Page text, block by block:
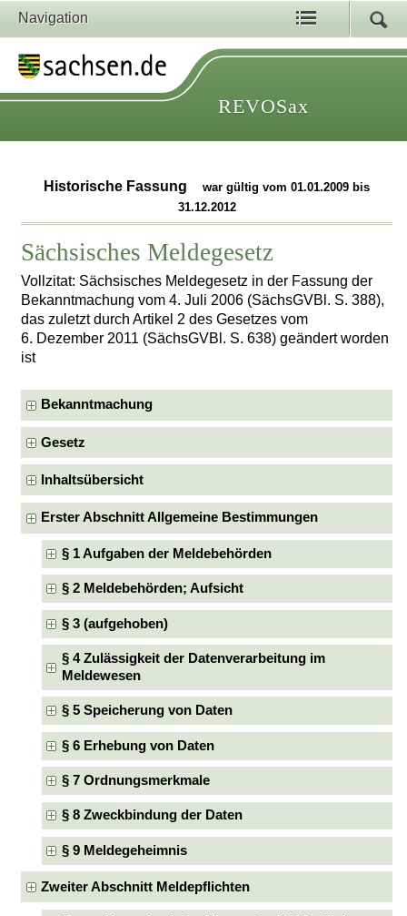
Navigation
REVOSax
Historische Fassung
war gültig vom 01.01.2009 bis
31.12.2012
Sächsisches Meldegesetz
Vollzitat: Sächsisches Meldegesetz in der Fassung der
Bekanntmachung vom 4. Juli 2006 (SächsGVBl. S. 388),
das zuletzt durch Artikel 2 des Gesetzes vom
6. Dezember 2011 (SächsGVBl. S. 638) geändert worden
ist
Bekanntmachung
Gesetz
Inhaltsübersicht
Erster Abschnitt Allgemeine Bestimmungen
§ 1 Aufgaben der Meldebehörden
§ 2 Meldebehörden; Aufsicht
§ 3 (aufgehoben)
§ 4 Zulässigkeit der Datenverarbeitung im
Meldewesen
§ 5 Speicherung von Daten
§ 6 Erhebung von Daten
§ 7 Ordnungsmerkmale
§ 8 Zweckbindung der Daten
§ 9 Meldegeheimnis
Zweiter Abschnitt Meldepflichten